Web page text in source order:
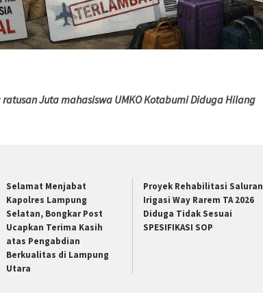
Juta mahasiswa UMKO Kotabumi Diduga Hilang
Selamat Menjabat
Kapolres Lampung
Selatan, Bongkar Post
Ucapkan Terima Kasih
atas Pengabdian
Berkualitas di Lampung
Utara
Proyek Rehabilitasi Saluran
Irigasi Way Rarem TA 2026
Diduga Tidak Sesuai
SPESIFIKASI SOP